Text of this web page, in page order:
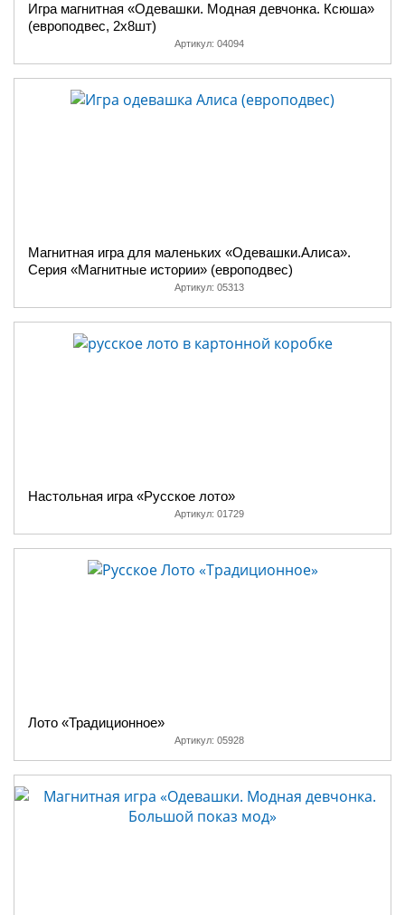
Игра магнитная «Одевашки. Модная девчонка. Ксюша»
(европодвес, 2х8шт)
Артикул: 04094
Магнитная игра для маленьких «Одевашки.Алиса».
Серия «Магнитные истории» (европодвес)
Артикул: 05313
Настольная игра «Русское лото»
Артикул: 01729
Лото «Традиционное»
Артикул: 05928